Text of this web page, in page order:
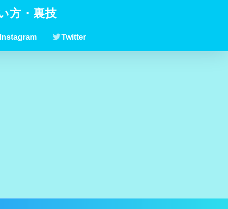
方・裏技
Instagram Twitter